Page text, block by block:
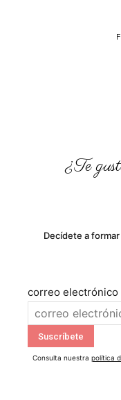
¿Te
Decídete a
correo electrónico
Consulta nuestra política